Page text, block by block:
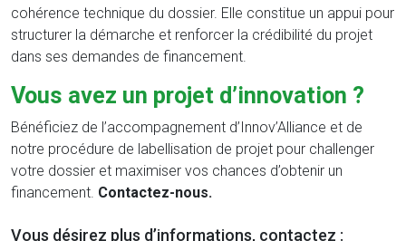
cohérence technique du dossier. Elle constitue un appui pour
structurer la démarche et renforcer la crédibilité du projet
dans ses demandes de financement.
Vous avez un projet d’innovation ?
Bénéficiez de l’accompagnement d’Innov’Alliance et de
notre procédure de labellisation de projet pour challenger
votre dossier et maximiser vos chances d’obtenir un
financement. Contactez-nous.
Vous désirez plus d’informations, contactez :